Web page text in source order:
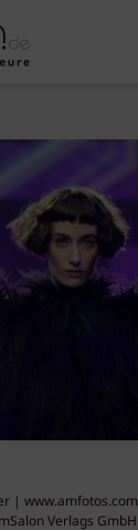
| www.amfotos.com
Verlags GmbH